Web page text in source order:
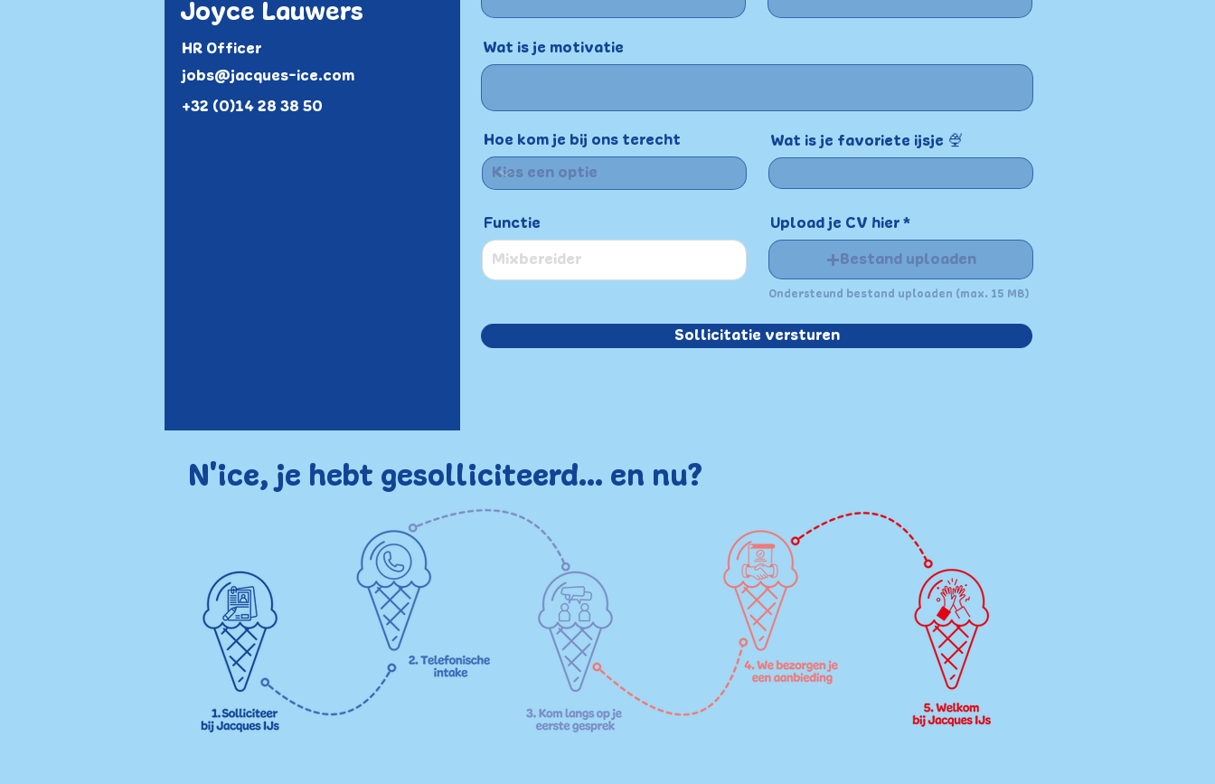
Joyce Lauwers
HR Officer
jobs@jacques-ice.com
+32 (0)14 28 38 50
Wat is je motivatie
Hoe kom je bij ons terecht Wat is je favoriete ijsje 🍨
Functie
Upload je CV hier
Bestand uploaden
Ondersteund bestand uploaden (max. 15 MB)
Sollicitatie versturen
N'ice, je hebt gesolliciteerd... en nu?